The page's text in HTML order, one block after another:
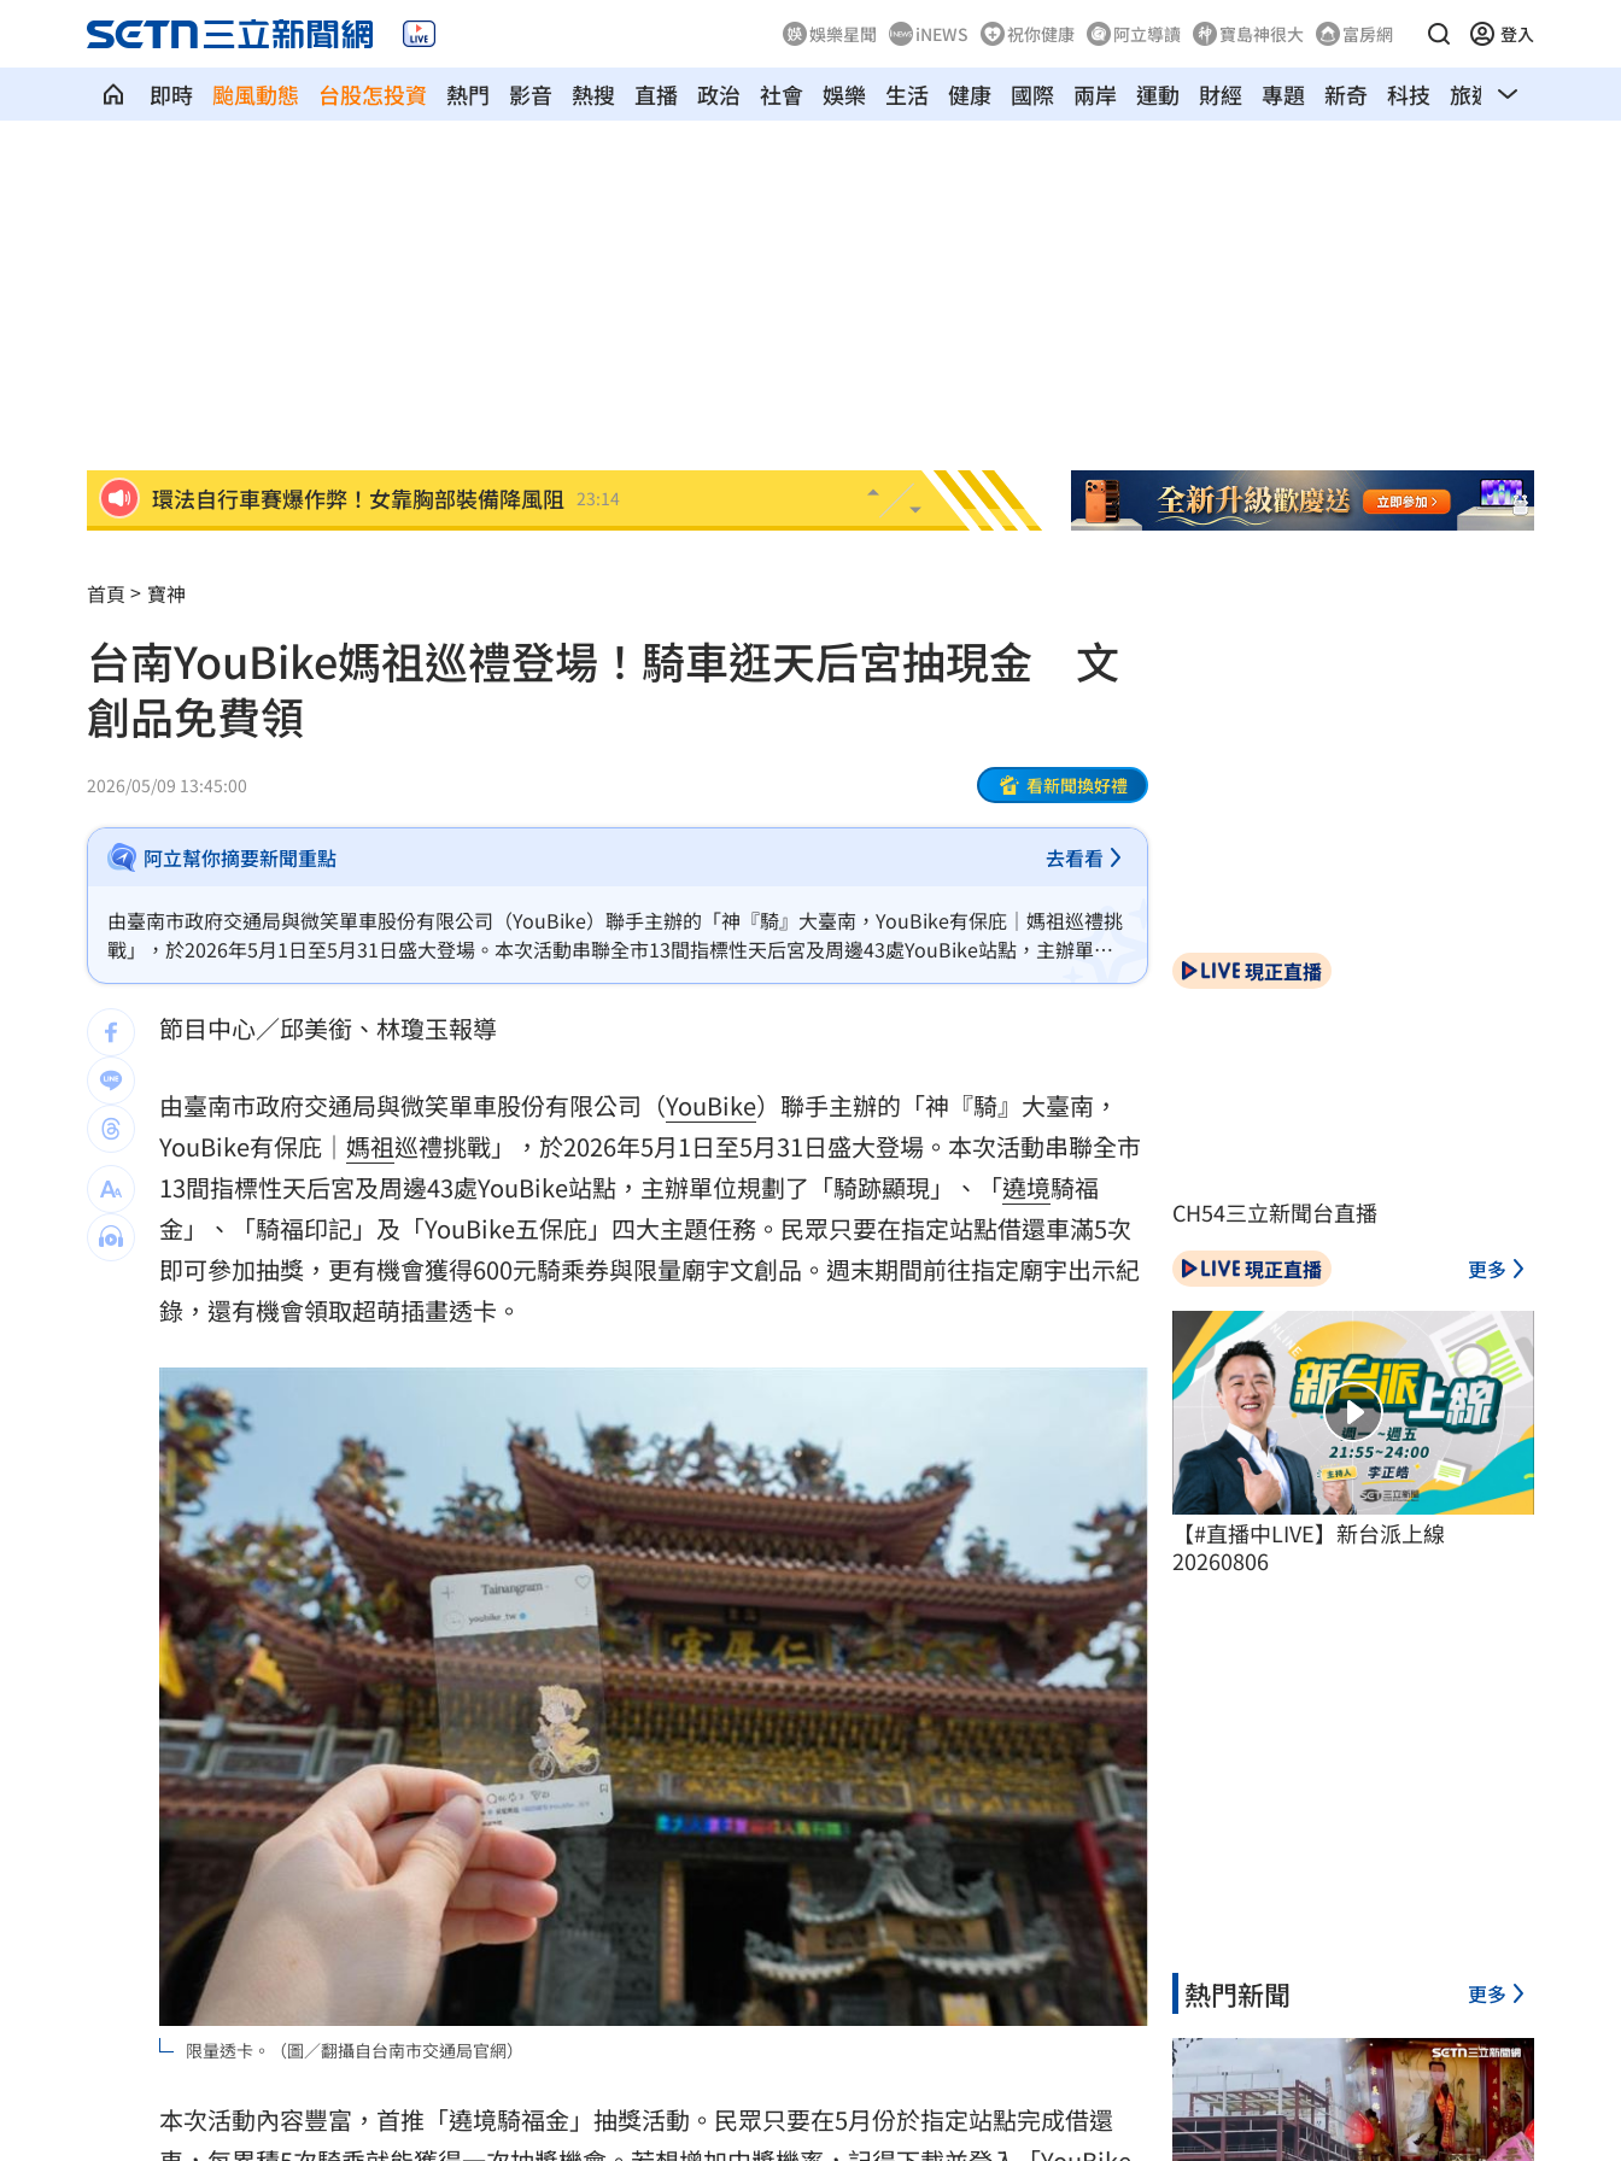
娛樂星聞 iNEWS 祝你健康 阿立導讀 寶島神很大 富房網 登入
即時 颱風動態 台股怎投資 熱門 影音 熱搜 直播 政治 社會 娛樂 生活 健康 國際 兩岸 運動 財經 專題 新奇 科技 旅遊 汽車
學霸牙醫槓離職員工 為3萬筆電互告慘勝 23:10
慈濟採購BNT遭詐10億 他：不聽衛福部勸
蔡英文做2件事 黃暐瀚：台東變五五波 23:03
蔣萬安危險了！《壹蘋》台北市...
「地獄酷暑」襲南韓 礦泉水曝曬恐致癌
父親節真的快樂嗎？房貸10年暴增逾400萬 22:59
富豪遭大義滅親！偷生子竟盜鄰居身份落戶 22:57
圖書館借書作者賺什麼？菜販作家：有錢領 22:53
逾21萬員工受惠！美銀年砸78億補助瘦瘦針 22:50
屏東綠鬣蜥已抓9萬隻 最強獵人領98萬元 22:49
台灣彩券開獎直播中 20:31
LIVE三立+24小時直播 15:27
三立iNEWS新聞台線上直播
理想混蛋號召粉絲跨海追星吃美食！ 18:15
首頁 寶神
台南YouBike媽祖巡禮登場！騎車逛天后宮抽現金 文
創品免費領
2026/05/09 13:45:00 看新聞換好禮
阿立幫你摘要新聞重點 去看看
由臺南市政府交通局與微笑單車股份有限公司（YouBike）聯手主辦的「神『騎』大臺南，YouBike有保庇｜媽祖巡禮挑
戰」，於2026年5月1日至5月31日盛大登場。本次活動串聯全市13間指標性天后宮及周邊43處YouBike站點，主辦單位
規劃了「騎跡顯現」、「遶境騎福金」、「騎福印記」及「YouBike五保庇」四大主題任務。
節目中心／邱美銜、林瓊玉報導
由臺南市政府交通局與微笑單車股份有限公司（YouBike）聯手主辦的「神『騎』大臺南，
YouBike有保庇｜ 媽祖巡禮挑戰」，於2026年5月1日至5月31日盛大登場。本次活動串聯全市
13間指標性天后宮及周邊43處YouBike站點，主辦單位規劃了「騎跡顯現」、「遶境騎福
金」、「騎福印記」及「YouBike五保庇」四大主題任務。民眾只要在指定站點借還車滿5次
即可參加抽獎，更有機會獲得600元騎乘券與限量廟宇文創品。週末期間前往指定廟宇出示紀
錄，還有機會領取超萌插畫透卡。
限量透卡。（圖／翻攝自台南市交通局官網）
本次活動內容豐富，首推「遶境騎福金」抽獎活動。民眾只要在5月份於指定站點完成借還
現正直播
CH54三立新聞台直播
現正直播 更多
【#直播中LIVE】新台派上線
20260806
熱門新聞 更多